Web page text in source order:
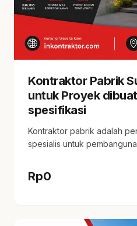
Kontraktor Pabrik
untuk Proyek
spesifikasi
Kontraktor pabrik adalah
spesialis untuk
Rp0